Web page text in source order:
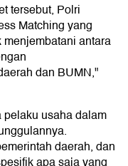
tersebut, Polri
Matching yang
antara
dan BUMN,"
usaha dalam
daerah, dan